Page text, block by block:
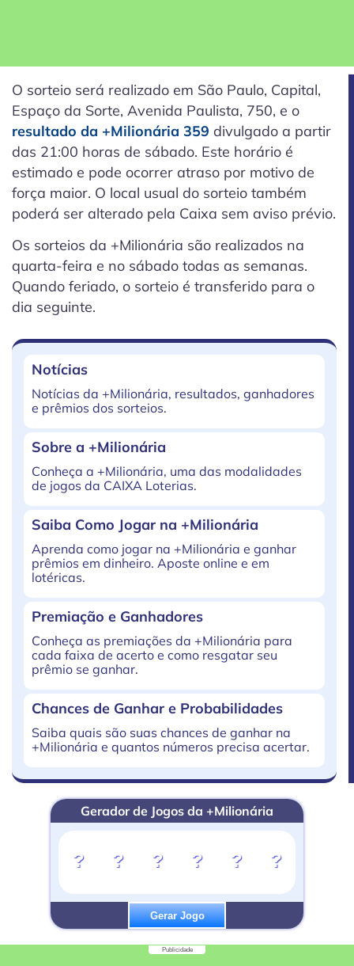
O sorteio será realizado em São Paulo, Capital,
Espaço da Sorte, Avenida Paulista, 750, e o
resultado da +Milionária 359 divulgado a partir
das 21:00 horas de sábado. Este horário é
estimado e pode ocorrer atraso por motivo de
força maior. O local usual do sorteio também
poderá ser alterado pela Caixa sem aviso prévio.
Os sorteios da +Milionária são realizados na
quarta-feira e no sábado todas as semanas.
Quando feriado, o sorteio é transferido para o
dia seguinte.
Notícias
Notícias da +Milionária, resultados, ganhadores
e prêmios dos sorteios.
Sobre a +Milionária
Conheça a +Milionária, uma das modalidades
de jogos da CAIXA Loterias.
Saiba Como Jogar na +Milionária
Aprenda como jogar na +Milionária e ganhar
prêmios em dinheiro. Aposte online e em
lotéricas.
Premiação e Ganhadores
Conheça as premiações da +Milionária para
cada faixa de acerto e como resgatar seu
prêmio se ganhar.
Chances de Ganhar e Probabilidades
Saiba quais são suas chances de ganhar na
+Milionária e quantos números precisa acertar.
Gerador de Jogos da +Milionária
? ? ? ? ? ?
Gerar Jogo
Publicidade